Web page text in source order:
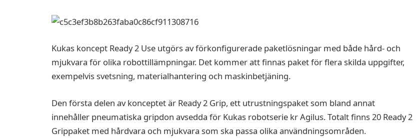
Kukas koncept Ready 2 Use utgörs av förkonfigurerade paketlösningar med både hård- och
mjukvara för olika robottillämpningar. Det kommer att finnas paket för flera skilda uppgifter,
exempelvis svetsning, materialhantering och maskinbetjäning.
Den första delen av konceptet är Ready 2 Grip, ett utrustningspaket som bland annat
innehåller pneumatiska gripdon avsedda för Kukas robotserie kr Agilus. Totalt finns 20 Ready 2
Grippaket med hårdvara och mjukvara som ska passa olika användningsområden.